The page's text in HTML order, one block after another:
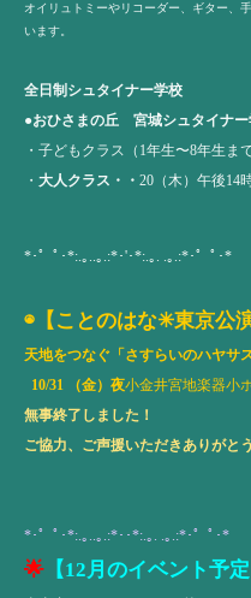
オイリュトミーやリコーダー、ギター、
います。
全日制シュタイナー学校
●おひさまの丘 宮城シュタイナー
・子どもクラス（1年生〜8年生まで
・ 大人クラス・・ 20（木）午後14
*･゜ﾟ･*:.｡..｡.:*･'･*:.｡. .｡.:*･゜ﾟ･*
◉【ことのはな✳︎東京公演
天地をつなぐ「さすらいのハヤサ
10/31 （金）夜小金井宮地楽器小
無事終了しました！
ご協力、ご声援いただきありがと
*･゜ﾟ･*:.｡..｡.:*･･*:.｡. .｡.:*･゜ﾟ･*
🌟 【12月のイベント予定